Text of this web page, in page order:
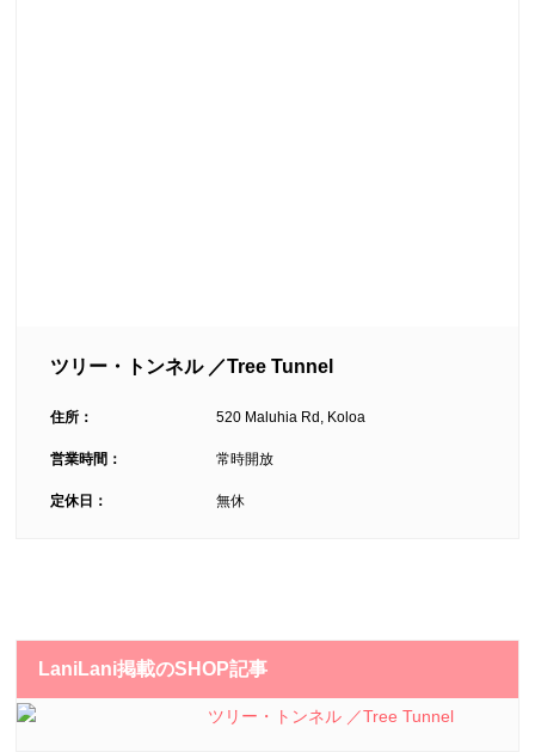
ツリー・トンネル ／Tree Tunnel
住所： 520 Maluhia Rd, Koloa
営業時間： 常時開放
定休日： 無休
LaniLani掲載のSHOP記事
ツリー・トンネル ／Tree Tunnel